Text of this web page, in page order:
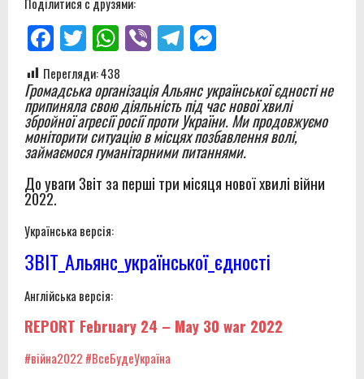
Facebook
TwitterWhatsApp
ViberTelegramMessenger
Перегляди:438
Громадська організація Альянс української єдності не
припиняла свою діяльність під час нової хвилі
збройної агресії росії проти України. Ми продовжуємо
моніторити ситуацію в місцях позбавлення волі,
займаємося гуманітарними питаннями.
До уваги Звіт за перші три місяця нової хвилі війни
2022.
Українська версія:
ЗВІТ_Альянс_української_єдності
Англійська версія:
REPORT February 24 – May 30 war 2022
#війна2022 #ВсеБудеУкраїна